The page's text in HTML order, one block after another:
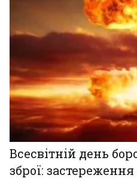
Всесвітній день
зброї: